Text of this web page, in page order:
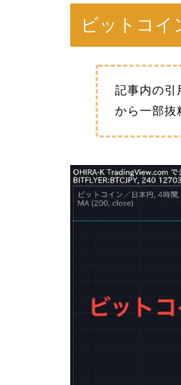
ビットコイ
記事内の引
から一部抜